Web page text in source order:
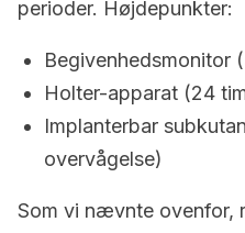
perioder. Højdepunkter:
Begivenhedsmonitor
Holter-apparat (24
Implanterbar
overvågelse)
Som vi nævnte ovenfor,